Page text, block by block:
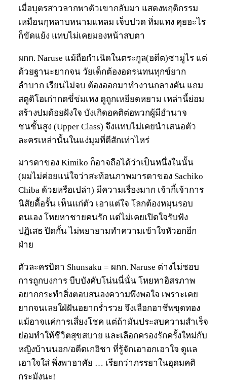
เมื่อบุตรสาวลากพาตัวเขากลับมา แสดงพฤติกรรม
เหมือนกุหลาบหนามแหลม เจ็บปวด ทิ่มแทง คุยอะไร
ก็ขัดแย้ง แทบไม่เคยมองหน้าสบตา
ผกก. Naruse แม้ถือกำเนิดในตระกูล(อดีต)ซามูไร แต่
ด้วยฐานะยากจน วัยเด็กต้องอดรนทนทุกข์ยาก
ลำบาก เรียนไม่จบ ต้องออกมาทำงานกลางคัน แถม
สตูดิโอเก่ากดขี่ข่มเหง ดูถูกเหยียดหยาม เหล่านี้ย่อม
สร้างปมด้อยฝังใจ บังเกิดอคติต่อพวกผู้มีอำนาจ
ชนชั้นสูง (Upper Class) จึงแทบไม่เคยนำเสนอตัว
ละครเหล่านั้นในแง่มุมที่ดีสักเท่าไหร่
มารดาของ Kimiko ก็อาจถือได้ว่าเป็นหนึ่งในนั้น
(ผมไม่ค่อยแน่ใจว่าสะท้อนภาพมารดาของ Sachiko
Chiba ด้วยหรือเปล่า) มีความเรื่องมาก เจ้ากี้เจ้าการ
นิสัยดื้อรั้น เห็นแก่ตัว เอาแต่ใจ โลกต้องหมุนรอบ
ตนเอง โหยหาชายคนรัก แต่ไม่เคยเปิดใจรับฟัง
ปฏิเสธ ปิดกั้น ไม่พยายามทำความเข้าใจหัวอกอีก
ฝ่าย
ตัวละครบิดา Shunsaku = ผกก. Naruse ต่างไม่ชอบ
การถูกบงการ บีบบังคับโน่นนี่นั่น โหยหาอิสรภาพ
อยากกระทำสิ่งตอบสนองความพึงพอใจ เพราะเคย
ยากจนเลยใฝ่ฝันอยากร่ำรวย จึงเลือกอาชีพขุดทอง
แม้อาจแค่การเสี่ยงโชค แต่ถ้ามันประสบความสำเร็จ
ย่อมทำให้ชีวิตสุขสบาย และเลือกครองรักครั้งใหม่กับ
หญิงบ้านนอก/อดีตเกอิชา ที่รู้จักเอาอกเอาใจ ดูแล
เอาใจใส่ พึ่งพาอาศัย … เรียกว่าภรรยาในอุดมคติ
กระมังนะ!